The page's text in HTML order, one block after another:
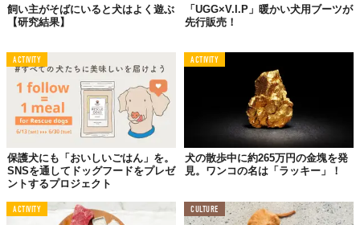
飼い主がそばにいると犬はよく遊ぶ
【研究結果】
「UGG×V.I.P」暖かい犬用ブーツが
先行販売！
ACTIVITY
保護犬にも「おいしいごはん」を。
SNSを通してドッグフードをプレゼ
ントするプロジェクト
ACTIVITY
犬の散歩中に約265万円の金塊を発
見。ワンコの名は「ラッキー」！
ACTIVITY CULTURE